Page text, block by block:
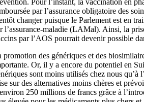
Pour l’instant, la vaccination en
par l’assurance obligatoire des
changer puisque le Parlement est en
l’assurance-maladie (LAMal). Ainsi, la
par l’AOS pourrait devenir possible
promotion des génériques et des
Or, il y a encore du potentiel en
sont moins utilisés chez nous qu’à
sur des alternatives moins chères et
250 millions de francs grâce à